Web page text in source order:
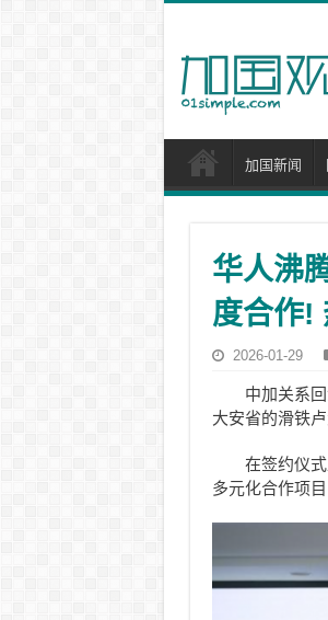
加国新闻
华人沸
度合作!
2026-01-29
中加关系
大安省的滑铁
在签约仪
多元化合作项